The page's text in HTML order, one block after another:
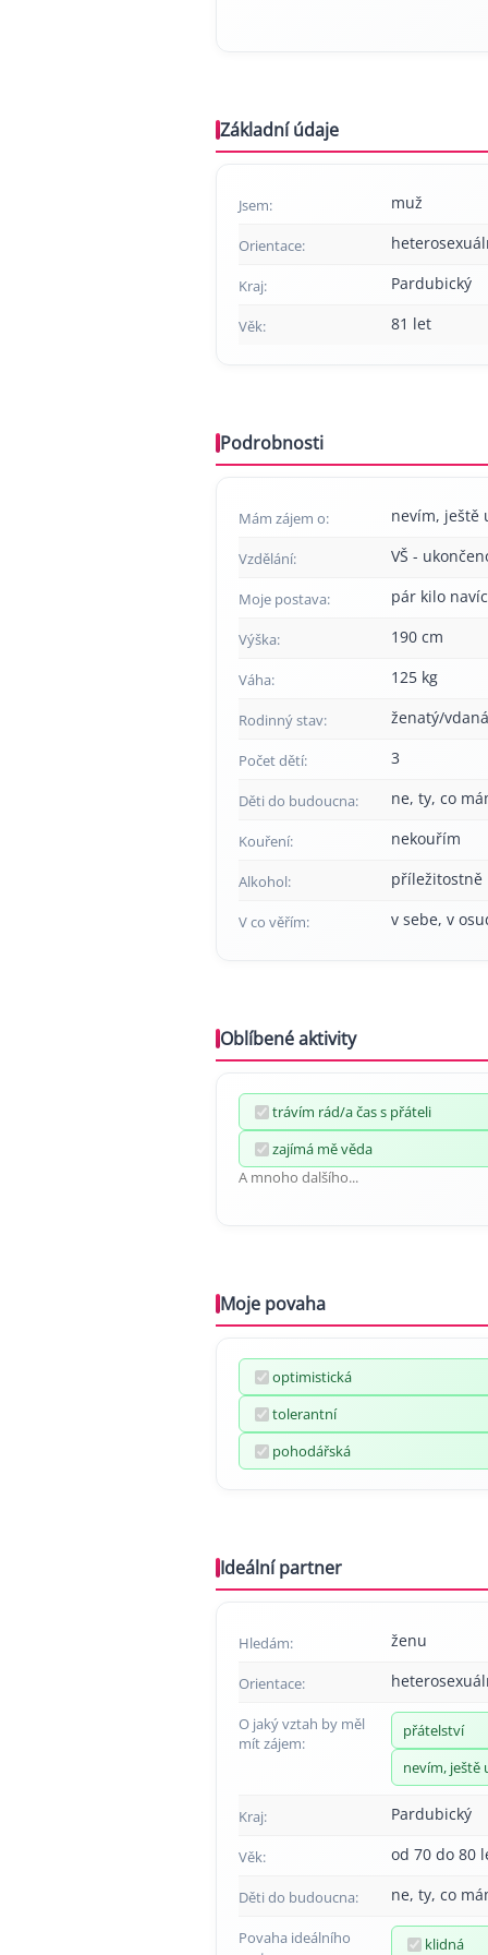
Základní údaje
Jsem: muž
Orientace:
Kraj: Pardubický
Věk: 81 let
Podrobnosti
Mám zájem o: nevím, ještě
Vzdělání: VŠ -
Moje postava: pár kilo
Výška: 190 cm
Váha: 125 kg
Rodinný stav: ženatý/vdaná
Počet dětí: 3
Děti do budoucna: ne, ty, co
Kouření: nekouřím
Alkohol: příležitostně
V co věřím: v sebe, v
Oblíbené aktivity
trávím rád/a čas s přáteli
zajímá mě věda
A mnoho dalšího...
Moje povaha
optimistická
tolerantní
pohodářská
Ideální partner
Hledám: ženu
Orientace:
O jaký vztah by měl
mít zájem:
přátelství
nevím, ještě
Kraj: Pardubický
Věk: od 70 do 80
Děti do budoucna: ne, ty, co
Povaha ideálního
klidná